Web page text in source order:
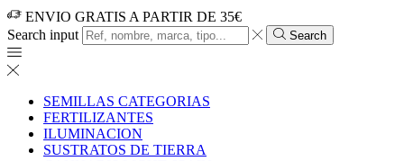
ENVIO GRATIS A PARTIR DE 35€
Search input
Search
SEMILLAS CATEGORIAS
FERTILIZANTES
ILUMINACION
SUSTRATOS DE TIERRA